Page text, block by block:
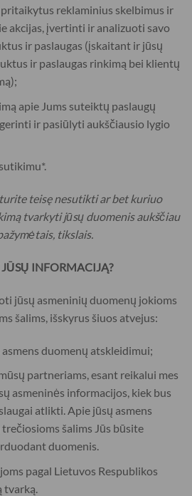
reklaminius skelbimus ir
akcijas, įvertinti ir analizuoti savo
ir paslaugas (įskaitant ir jūsų
ir paslaugas rinkimą bei klientų
apie Jums suteiktų paslaugų
ir pasiūlyti aukščiausio lygio
teisę nesutikti ar bet kuriuo
tvarkyti jūsų duomenis aukščiau
tikslais.
INFORMACIJĄ?
jūsų asmeninių duomenų jokioms
šalims, išskyrus šiuos atvejus:
duomenų atskleidimui;
partneriams, esant reikalui mes
asmeninės informacijos, kiek bus
atlikti. Apie jūsų asmens
šalims Jūs būsite
duomenis.
pagal Lietuvos Respublikos
tvarką.